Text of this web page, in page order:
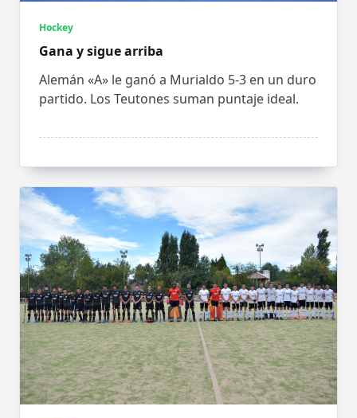
Hockey
Gana y sigue arriba
Alemán «A» le ganó a Murialdo 5-3 en un duro
partido. Los Teutones suman puntaje ideal.